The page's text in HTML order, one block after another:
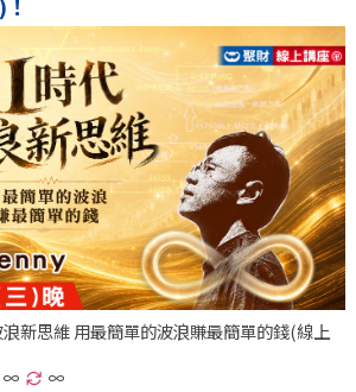
新思維 用最簡單的波浪賺最簡單的錢(線上
∞ ∞